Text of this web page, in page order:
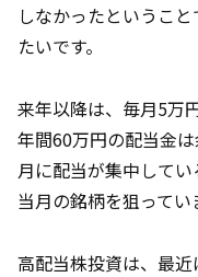
しなかったというこ
たいです。
来年以降は、毎月5万
年間60万円の配当金
月に配当が集中して
当月の銘柄を狙ってい
高配当株投資は、最